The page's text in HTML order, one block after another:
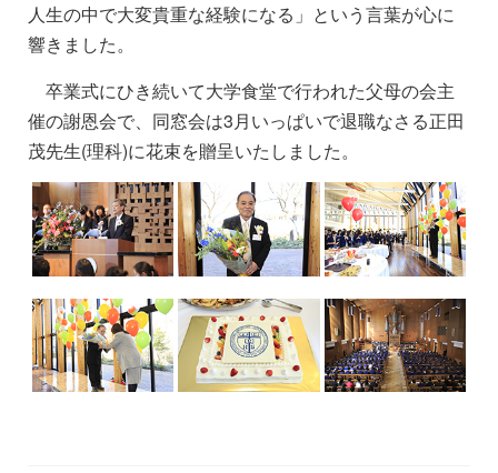
人生の中で大変貴重な経験になる」という言葉が心に
響きました。
卒業式にひき続いて大学食堂で行われた父母の会主
催の謝恩会で、同窓会は3月いっぱいで退職なさる正田
茂先生(理科)に花束を贈呈いたしました。